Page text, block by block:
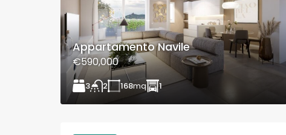
Appartamento Navile
€590,000
3 2 168mq 1